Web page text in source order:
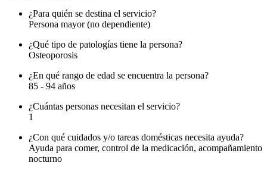
¿Para quién se destina el servicio?
Persona mayor (no dependiente)
¿Qué tipo de patologías tiene la persona?
Osteoporosis
¿En qué rango de edad se encuentra la persona?
85 - 94 años
¿Cuántas personas necesitan el servicio?
1
¿Con qué cuidados y/o tareas domésticas necesita ayuda?
Ayuda para comer, control de la medicación, acompañamiento
nocturno